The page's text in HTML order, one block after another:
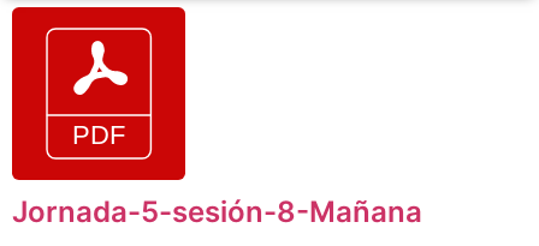
Jornada-5-sesión-8-Mañana